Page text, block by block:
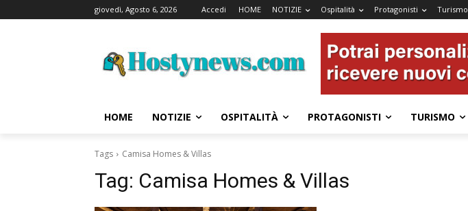
giovedì, Agosto 6, 2026 Accedi HOME NOTIZIE Ospitalità Protagonisti Turismo
HOME NOTIZIE OSPITALITÀ PROTAGONISTI TURISMO
Tags Camisa Homes & Villas
Tag: Camisa Homes & Villas